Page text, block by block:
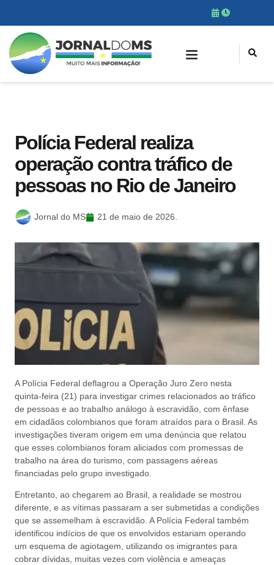
Polícia Federal realiza
operação contra tráfico de
pessoas no Rio de Janeiro
Jornal do MS 21 de maio de 2026.
A Polícia Federal deflagrou a Operação Juro Zero nesta
quinta-feira (21) para investigar crimes relacionados ao tráfico
de pessoas e ao trabalho análogo à escravidão, com ênfase
em cidadãos colombianos que foram atraídos para o Brasil. As
investigações tiveram origem em uma denúncia que relatou
que esses colombianos foram aliciados com promessas de
trabalho na área do turismo, com passagens aéreas
financiadas pelo grupo investigado.
Entretanto, ao chegarem ao Brasil, a realidade se mostrou
diferente, e as vítimas passaram a ser submetidas a condições
que se assemelham à escravidão. A Polícia Federal também
identificou indícios de que os envolvidos estariam operando
um esquema de agiotagem, utilizando os imigrantes para
cobrar dívidas, muitas vezes com violência e ameaças